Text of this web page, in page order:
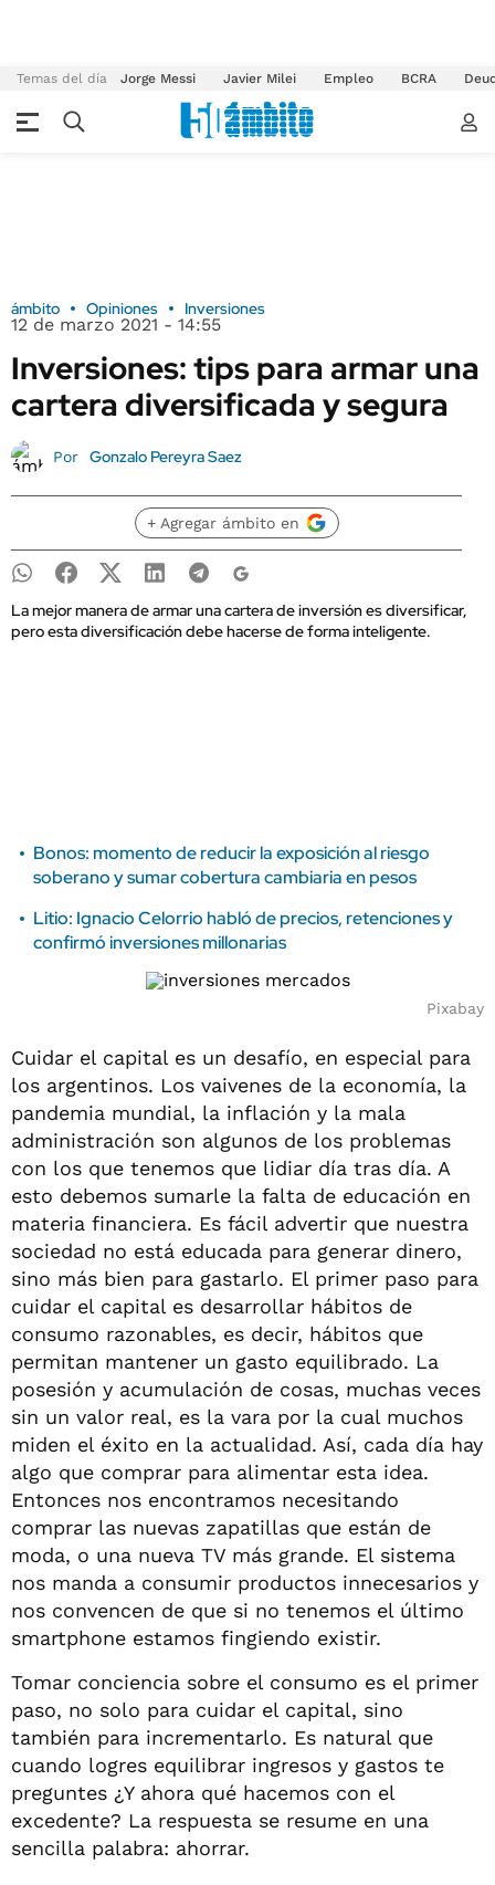
Temas del día Jorge Messi Javier Milei Empleo BCRA
ámbito Opiniones Inversiones
12 de marzo 2021 - 14:55
Inversiones: tips para armar una
cartera diversificada y segura
Por Gonzalo Pereyra Saez
+ Agregar ámbito en
La mejor manera de armar una cartera de inversión es diversificar,
pero esta diversificación debe hacerse de forma inteligente.
Bonos: momento de reducir la exposición al riesgo
soberano y sumar cobertura cambiaria en pesos
Litio: Ignacio Celorrio habló de precios, retenciones y
confirmó inversiones millonarias
Pixabay
Cuidar el capital es un desafío, en especial para
los argentinos. Los vaivenes de la economía, la
pandemia mundial, la inflación y la mala
administración son algunos de los problemas
con los que tenemos que lidiar día tras día. A
esto debemos sumarle la falta de educación en
materia financiera. Es fácil advertir que nuestra
sociedad no está educada para generar dinero,
sino más bien para gastarlo. El primer paso para
cuidar el capital es desarrollar hábitos de
consumo razonables, es decir, hábitos que
permitan mantener un gasto equilibrado. La
posesión y acumulación de cosas, muchas veces
sin un valor real, es la vara por la cual muchos
miden el éxito en la actualidad. Así, cada día hay
algo que comprar para alimentar esta idea.
Entonces nos encontramos necesitando
comprar las nuevas zapatillas que están de
moda, o una nueva TV más grande. El sistema
nos manda a consumir productos innecesarios y
nos convencen de que si no tenemos el último
smartphone estamos fingiendo existir.
Tomar conciencia sobre el consumo es el primer
paso, no solo para cuidar el capital, sino
también para incrementarlo. Es natural que
cuando logres equilibrar ingresos y gastos te
preguntes ¿Y ahora qué hacemos con el
excedente? La respuesta se resume en una
sencilla palabra: ahorrar.